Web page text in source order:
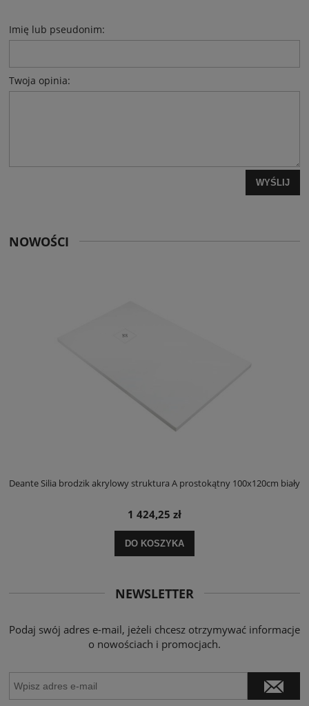
Imię lub pseudonim:
Twoja opinia:
WYŚLIJ
NOWOŚCI
Deante Silia brodzik akrylowy struktura A prostokątny 100x120cm biały
1 424,25 zł
DO KOSZYKA
NEWSLETTER
Podaj swój adres e-mail, jeżeli chcesz otrzymywać informacje
o nowościach i promocjach.